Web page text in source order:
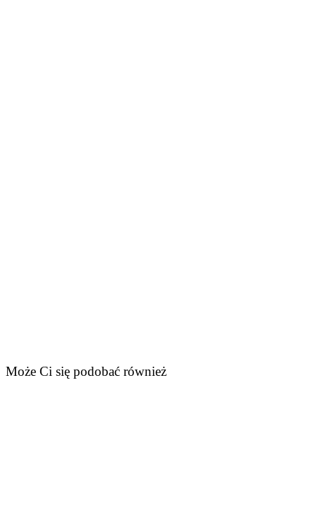
Może Ci się podobać również